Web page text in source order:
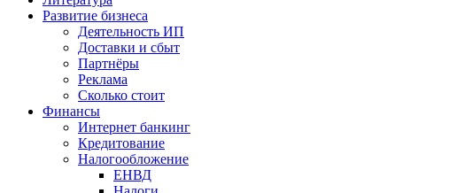
Развитие бизнеса
Деятельность ИП
Доставки и сбыт
Партнёры
Реклама
Сколько стоит
Финансы
Интернет банкинг
Кредитование
Налогообложение
ЕНВД